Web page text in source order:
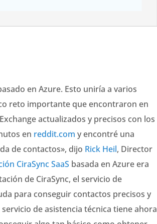
en Azure. Esto uniría a varios
reto importante que encontraron en
actualizados y precisos con los
en reddit.com y encontré una
de contactos», dijo Rick Heil, Director
CiraSync SaaS basada en Azure era
de CiraSync, el servicio de
para conseguir contactos precisos y
de asistencia técnica tiene ahora